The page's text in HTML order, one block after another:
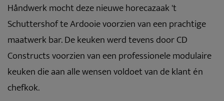
Håndwerk mocht deze nieuwe horecazaak 't
Schuttershof te Ardooie voorzien van een prachtige
maatwerk bar. De keuken werd tevens door CD
Constructs voorzien van een professionele modulaire
keuken die aan alle wensen voldoet van de klant én
chefkok.